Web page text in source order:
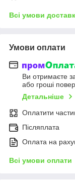
Всі умови
Умови оплати
Ви отримаєте
або гроші
Детальніше
Оплатити
Післяплата
Оплата на
Всі умови оплати